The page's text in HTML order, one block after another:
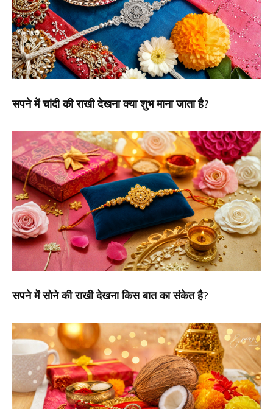
सपने में चांदी की राखी देखना क्या शुभ माना जाता है?
सपने में सोने की राखी देखना किस बात का संकेत है?